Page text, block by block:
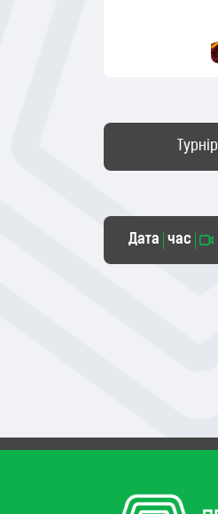
Турнір
Дата час